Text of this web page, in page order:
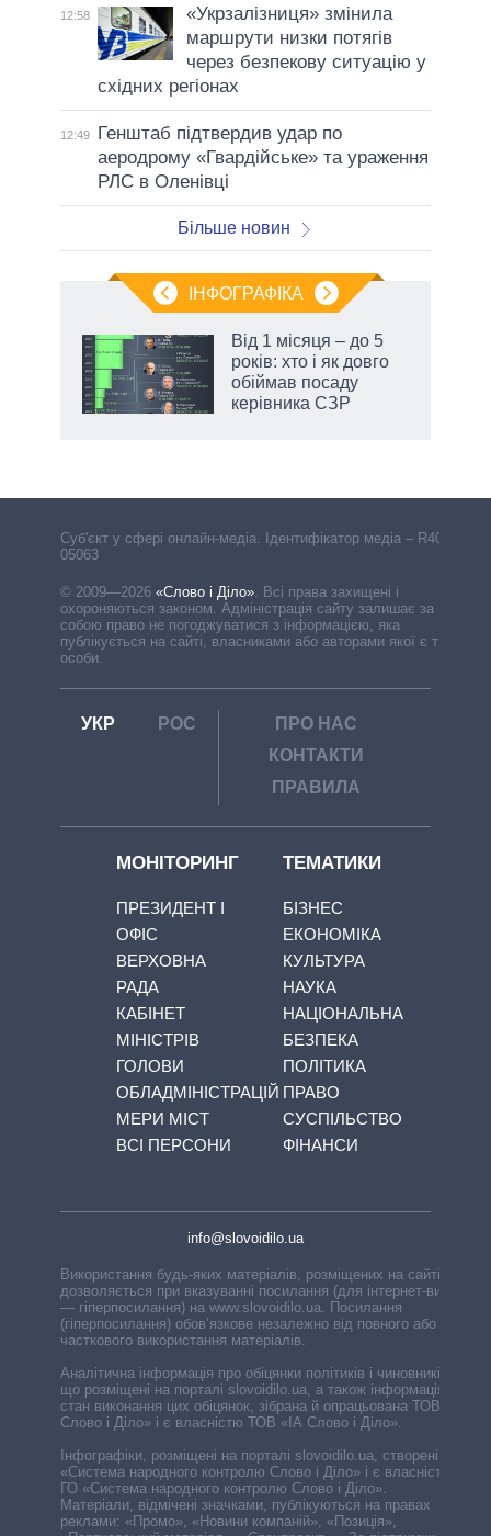
12:58
«Укрзалізниця» змінила
маршрути низки потягів
через безпекову ситуацію у
східних регіонах
12:49
Генштаб підтвердив удар по
аеродрому «Гвардійське» та ураження
РЛС в Оленівці
Більше новин
ІНФОГРАФІКА
Від 1 місяця – до 5
років: хто і як довго
обіймав посаду
керівника СЗР
Cуб'єкт у сфері онлайн-медіа. Ідентифікатор медіа – R40-
05063
© 2009—2026 «Слово і Діло». Всі права захищені і
охороняються законом. Адміністрація сайту залишає за
собою право не погоджуватися з інформацією, яка
публікується на сайті, власниками або авторами якої є треті
особи.
УКР РОС
ПРО НАС
КОНТАКТИ
ПРАВИЛА
МОНІТОРИНГ
ПРЕЗИДЕНТ І
ОФІС
ВЕРХОВНА
РАДА
КАБІНЕТ
МІНІСТРІВ
ГОЛОВИ
ОБЛАДМІНІСТРАЦІЙ
МЕРИ МІСТ
ВСІ ПЕРСОНИ
ТЕМАТИКИ
БІЗНЕС
ЕКОНОМІКА
КУЛЬТУРА
НАУКА
НАЦІОНАЛЬНА
БЕЗПЕКА
ПОЛІТИКА
ПРАВО
СУСПІЛЬСТВО
ФІНАНСИ
info@slovoidilo.ua
Використання будь-яких матеріалів, розміщених на сайті,
дозволяється при вказуванні посилання (для інтернет-видань
— гіперпосилання) на www.slovoidilo.ua. Посилання
(гіперпосилання) обов’язкове незалежно від повного або
часткового використання матеріалів.
Аналітична інформація про обіцянки політиків і чиновників,
що розміщені на порталі slovoidilo.ua, а також інформація про
стан виконання цих обіцянок, зібрана й опрацьована ТОВ «ІА
Слово і Діло» і є власністю ТОВ «ІА Слово і Діло».
Інфографіки, розміщені на порталі slovoidilo.ua, створені ГО
«Система народного контролю Слово і Діло» і є власністю
ГО «Система народного контролю Слово і Діло».
Матеріали, відмічені значками, публікуються на правах
реклами: «Промо», «Новини компаній», «Позиція»,